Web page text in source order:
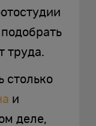
труда.
столько
и
деле,